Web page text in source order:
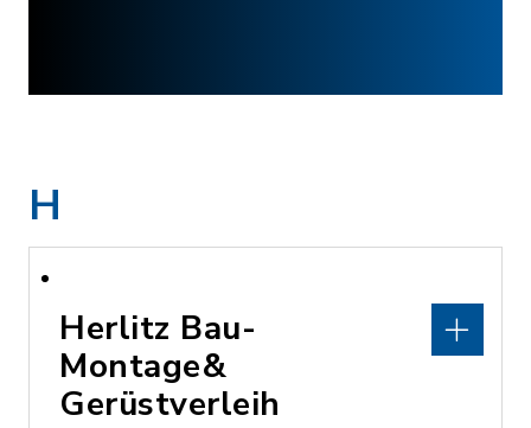
H
Herlitz Bau-
Montage&
Gerüstverleih